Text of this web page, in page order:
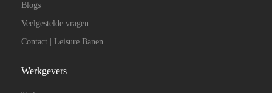
Blogs
Veelgestelde vragen
Contact | Leisure Banen
Werkgevers